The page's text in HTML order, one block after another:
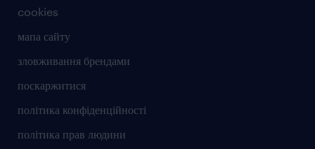
cookies
мапа сайту
зловживання брендами
поскаржитися
політика конфіденційності
політика прав людини